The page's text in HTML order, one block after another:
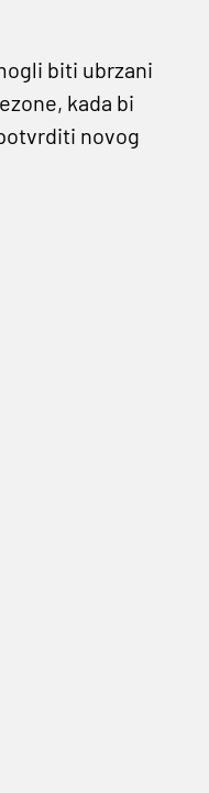
biti ubrzani
kada bi
novog